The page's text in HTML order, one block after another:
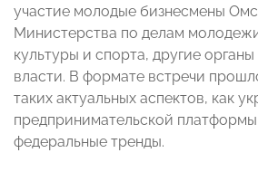
участие молодые бизнесмены
Министерства по делам
культуры и спорта, другие
власти. В формате встречи
таких актуальных аспектов, как
предпринимательской
федеральные тренды.